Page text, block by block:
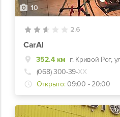
10
2.6
CarAl
352.4 км г. Кривой Рог,
(068) 300-39-ХХ
Открыто: 09:00 - 20:00